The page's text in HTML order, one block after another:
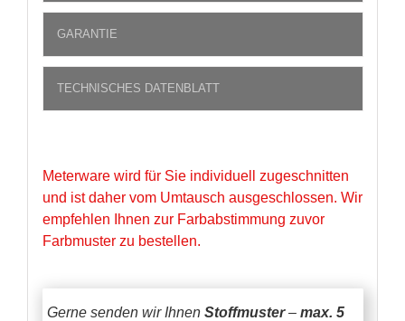
GARANTIE
TECHNISCHES DATENBLATT
Meterware wird für Sie individuell zugeschnitten
und ist daher vom Umtausch ausgeschlossen. Wir
empfehlen Ihnen zur Farbabstimmung zuvor
Farbmuster zu bestellen.
Gerne senden wir Ihnen Stoffmuster– max. 5